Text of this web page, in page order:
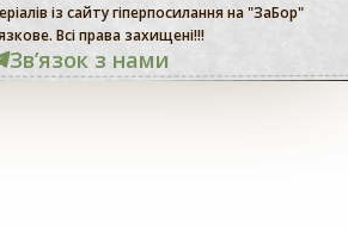
із сайту гіперпосилання на "ЗаБор"
Всі права захищені!!!
Звʼязок з нами